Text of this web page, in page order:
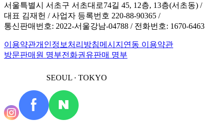
서울특별시 서초구 서초대로74길 45, 12층, 13층(서초동) /
대표 김재헌 / 사업자 등록번호 220-88-90365 /
통신판매번호: 2022-서울강남-04788 / 전화번호: 1670-6463
이용약관개인정보처리방침메시지연동 이용약관
방문판매원 명부전화권유판매 명부
SEOUL ∙ TOKYO